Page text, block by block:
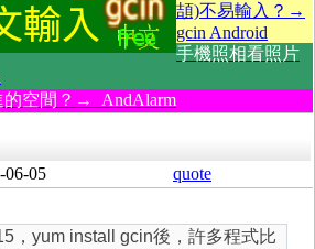
頡)不易輸入？→
gcin Android
手機照相看照片
的空間？→ AndAlarm
06-05 quote
，yum install gcin後，許多程式比